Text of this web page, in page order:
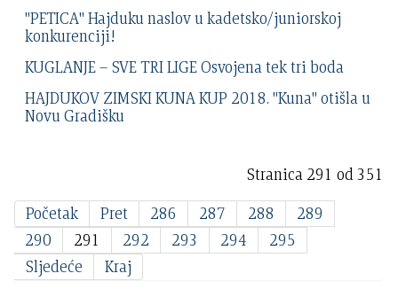
"PETICA" Hajduku naslov u kadetsko/juniorskoj
konkurenciji!
KUGLANJE – SVE TRI LIGE Osvojena tek tri boda
HAJDUKOV ZIMSKI KUNA KUP 2018. "Kuna" otišla u
Novu Gradišku
Stranica 291 od 351
Početak
Pret 286 287 288
289
290
291 292 293 294
295
Sljedeće
Kraj